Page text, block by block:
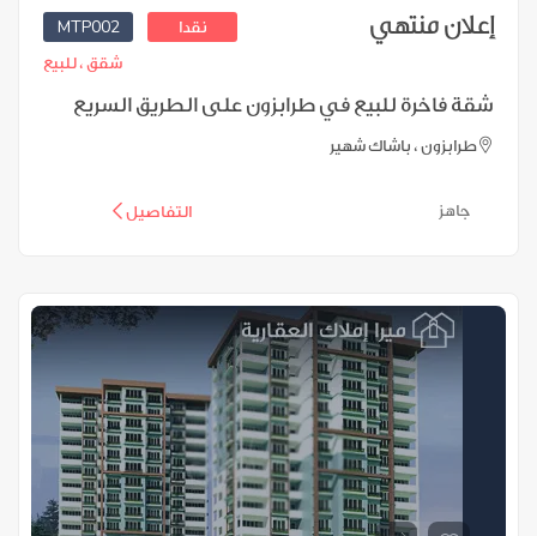
MTP002 نقدا إعلان منتهي
شقق ،للبيع
شقة فاخرة للبيع في طرابزون على الطريق السريع
طرابزون ، باشاك شهير
التفاصيل